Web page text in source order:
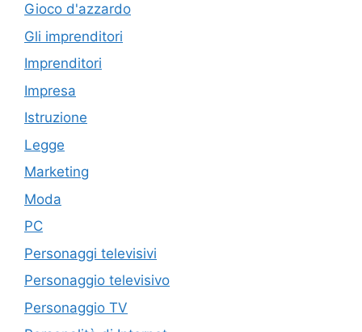
Gioco d'azzardo
Gli imprenditori
Imprenditori
Impresa
Istruzione
Legge
Marketing
Moda
PC
Personaggi televisivi
Personaggio televisivo
Personaggio TV